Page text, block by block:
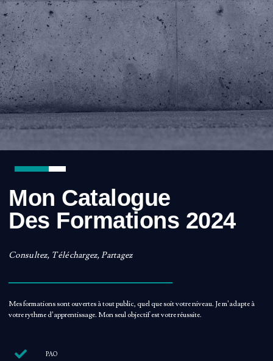
Mon Catalogue
Des Formations 2024
Consultez, Téléchargez, Partagez
Mes formations sont ouvertes à tout public, quel que soit votre niveau. Je m’adapte à
votre rythme d’apprentissage. Mon seul objectif est votre réussite.
PAO